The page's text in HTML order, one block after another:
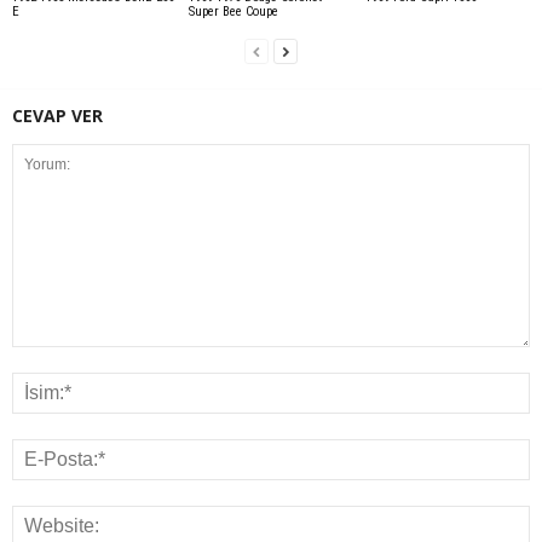
E
Super Bee Coupe
CEVAP VER